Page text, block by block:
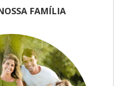
FAMÍLIA